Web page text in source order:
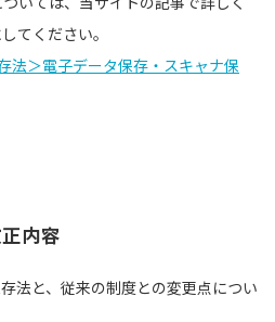
てください。
法＞電子データ保存・スキャナ保
内容
法と、従来の制度との変更点につい